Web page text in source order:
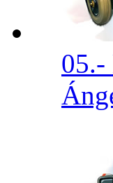
05.-